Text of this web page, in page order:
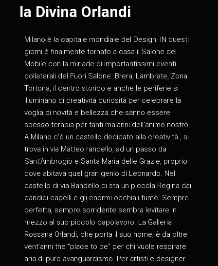
la Divina Orlandi
Milano è la capitale mondiale del Design. IN questi
giorni è finalmente tornato a casa il Salone del
Mobile con la miriade di importantissimi eventi
collaterali del Fuori Salone. Brera, Lambrate, Zona
Tortona, il centro storico e anche le periferie si
illuminano di creatività curiosità per celebrare la
voglia di novità e bellezza che sanno essere
spesso terapia per tanti malanni dell’animo nostro.
A Milano c’è un castello dedicato alla creatività , si
trova in via Matteo randello, ad un passo da
Sant’Ambrogio e Santa Maria delle Grazie, proprio
dove abitava quel gran genio di Leonardo. Nel
castello di via Bandello ci sta un piccola Regina dai
candidi capelli e gli enormi occhiali fumè. Sempre
perfetta, sempre sorridente sembra levitare in
mezzo al suo piccolo capolavoro. La Galleria
Rossana Orlandi, che porta il suo nome, è da oltre
vent’anni the “place to be” per chi vuole respirare
aria di puro avanguardismo. Per artisti e designer